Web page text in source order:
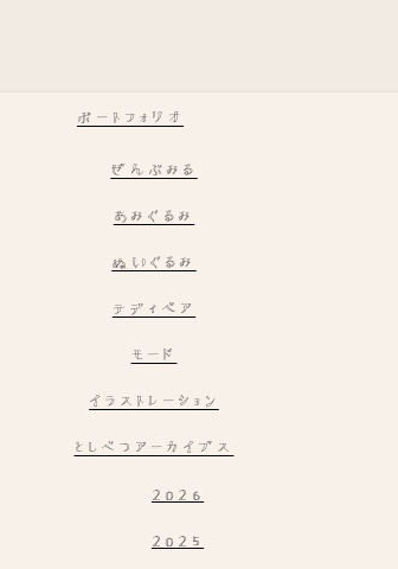
ポートフォリオ
ぜんぶみる
あみぐるみ
ぬいぐるみ
テディベア
モード
イラストレーション
としべつアーカイブス
2026
2025